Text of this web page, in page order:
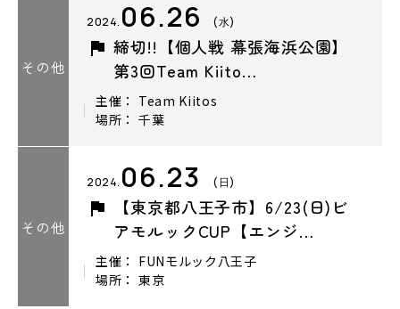
その他
2024. 06.26 (水)
締切!!【個人戦 幕張海浜公園】
第3回Team Kiito…
主催： Team Kiitos
場所： 千葉
その他
2024. 06.23 (日)
【東京都八王子市】6/23(日)ビ
アモルックCUP【エンジ…
主催： FUNモルック八王子
場所： 東京